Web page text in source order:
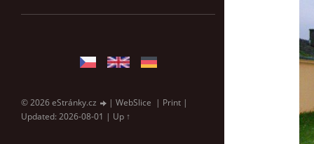
© 2026 eStránky.cz | WebSlice | Print |
Updated: 2026-08-01 | Up ↑